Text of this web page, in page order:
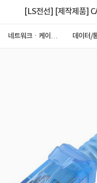
[LS전선] [제작제품]
네트워크ㆍ케이블
데이터/